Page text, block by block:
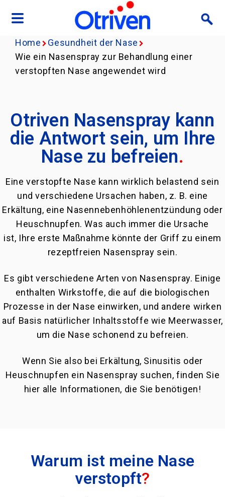
Home
Gesundheit der Nase
Wie ein Nasenspray zur Behandlung einer
verstopften Nase angewendet wird
Otriven Nasenspray kann
die Antwort sein, um Ihre
Nase zu befreien.
Eine verstopfte Nase kann wirklich belastend sein
und verschiedene Ursachen haben, z. B. eine
Erkältung, eine Nasennebenhöhlenentzündung oder
Heuschnupfen. Was auch immer die Ursache
ist, Ihre erste Maßnahme könnte der Griff zu einem
rezeptfreien Nasenspray sein.
Es gibt verschiedene Arten von Nasenspray. Einige
enthalten Wirkstoffe, die auf die biologischen
Prozesse in der Nase einwirken, und andere wirken
auf Basis natürlicher Inhaltsstoffe wie Meerwasser,
um die Nase schonend zu befreien.
Wenn Sie also bei Erkältung, Sinusitis oder
Heuschnupfen ein Nasenspray suchen, finden Sie
hier alle Informationen, die Sie benötigen!
Warum ist meine Nase
verstopft?